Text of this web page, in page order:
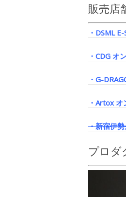
販売店
・DSML
・CDG オ
・G-
・Artox
・新宿伊
プロダ